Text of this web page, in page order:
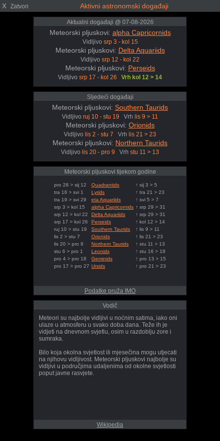
X Zatvori Aktivni astronomski događaji
Aktualni događaji @ 07-08-2026
Meteorski pljuskovi: alpha Capricornids
Vidljivo srp 3 - kol 15
Meteorski pljuskovi: Delta Aquariids
Vidljivo srp 12 - kol 22
Meteorski pljuskovi: Perseids
Vidljivo srp 17 - kol 26 Vrh kol 12 > 14
Sljedeći događaji
Meteorski pljuskovi: Southern Taurids
Vidljivo ruj 10 - stu 19 Vrh lis 9 > 11
Meteorski pljuskovi: Orionids
Vidljivo lis 2 - stu 7 Vrh lis 21 > 23
Meteorski pljuskovi: Northern Taurids
Vidljivo lis 20 - pro 9 Vrh stu 11 > 13
Meteorski pljuskovi tijekom godine
pro 28 > sij 12 Quadrantids
↑ sij 3 > 5
tra 16 > svi 1
Lyrids
↑ tra 21 > 23
tra 19 > svi 29
eta Aquariids
↑ svi 5 > 7
srp 3 > kol 15
alpha Capricornids ↑ srp 29 > 31
srp 12 > kol 22
Delta Aquariids
↑ srp 29 > 31
srp 17 > kol 26
Perseids
↑ kol 12 > 14
ruj 10 > stu 19
Southern Taurids
↑ lis 9 > 11
lis 2 > stu 7
Orionids
↑ lis 21 > 23
lis 20 > pro 9
Northern Taurids
↑ stu 11 > 13
stu 6 > pro 1
Leonids
↑ stu 16 > 18
pro 4 > pro 18
Geminids
↑ pro 13 > 15
pro 17 > pro 27 Ursids ↑ pro 21 > 23
Podatke pruža IMO
Vodič
Meteori su najbolje vidljivi u noćnim satima, iako oni
ulaze u atmosferu u svako doba dana. Teže ih je
vidjeti na dnevnom svjetlu, osim u razdoblju zore i
sumraka.
Bilo koja okolna svjetlost ili mjesečina mogu utjecati
na njihovu vidljivost. Meteorski pljuskovi najbolje su
vidljivi u područjima udaljenima od okolne svjetlosti
poput javne rasvjete.
Wikipedia